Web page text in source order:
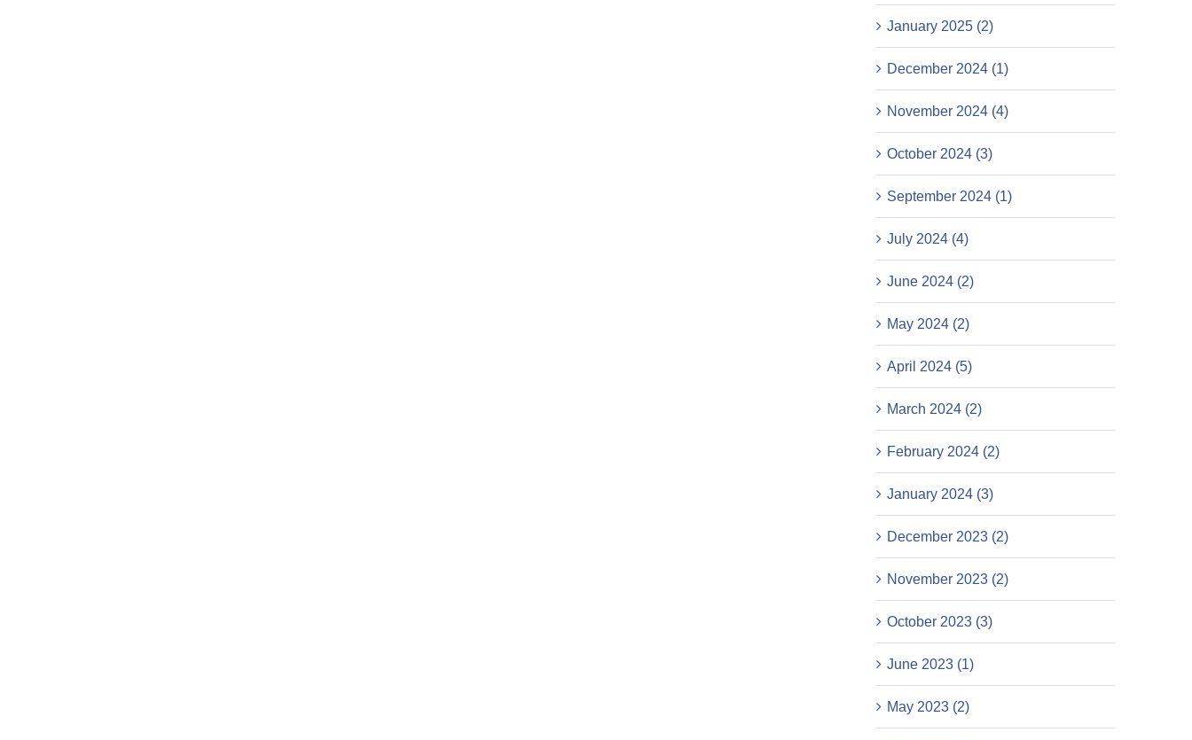
January 2025 (2)
December 2024 (1)
November 2024 (4)
October 2024 (3)
September 2024 (1)
July 2024 (4)
June 2024 (2)
May 2024 (2)
April 2024 (5)
March 2024 (2)
February 2024 (2)
January 2024 (3)
December 2023 (2)
November 2023 (2)
October 2023 (3)
June 2023 (1)
May 2023 (2)